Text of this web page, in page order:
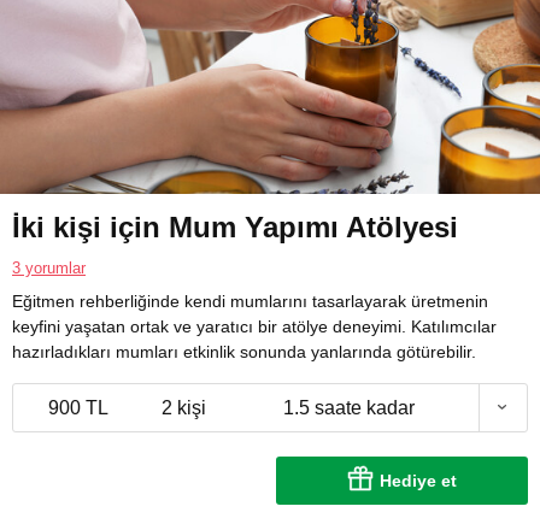
İki kişi için Mum Yapımı Atölyesi
3 yorumlar
Eğitmen rehberliğinde kendi mumlarını tasarlayarak üretmenin
keyfini yaşatan ortak ve yaratıcı bir atölye deneyimi. Katılımcılar
hazırladıkları mumları etkinlik sonunda yanlarında götürebilir.
900 TL 2 kişi 1.5 saate kadar
Hediye et